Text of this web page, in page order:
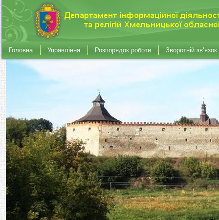
Головна Управління Розпорядок роботи Зворотній зв’язок